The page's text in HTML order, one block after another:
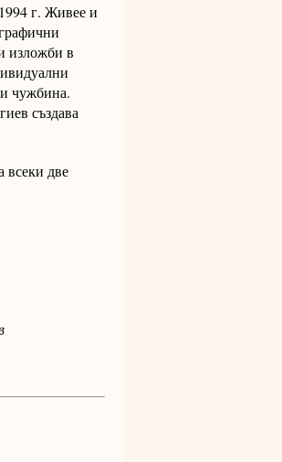
г. Живее и
изложби в
чужбина.
създава
всеки две